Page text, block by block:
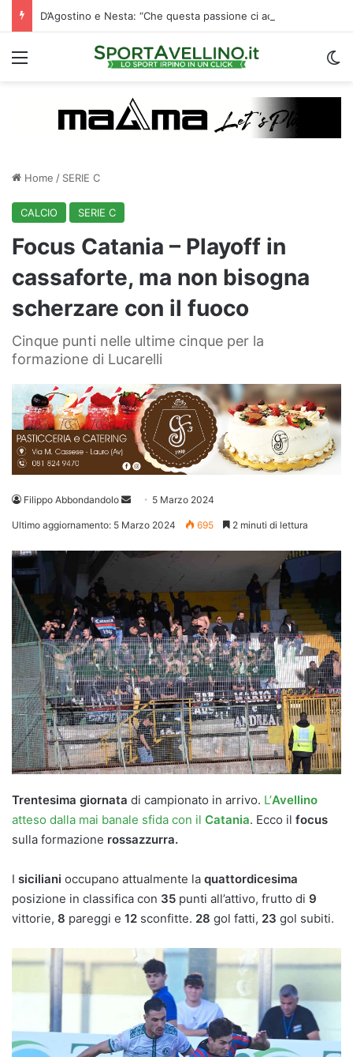
Menu
Home / SERIE C
CALCIO SERIE C
Focus Catania – Playoff in
cassaforte, ma non bisogna
scherzare con il fuoco
Cinque punti nelle ultime cinque per la
formazione di Lucarelli
Filippo Abbondandolo
Invia 5 Marzo 2024
Ultimo aggiornamento: 5 Marzo 2024 695 2 minuti di lettura
Trentesima giornata di campionato in arrivo. L’Avellino
atteso dalla mai banale sfida con il Catania. Ecco il focus
sulla formazione rossazzurra.
I siciliani occupano attualmente la quattordicesima
posizione in classifica con 35 punti all’attivo, frutto di 9
vittorie, 8 pareggi e 12 sconfitte. 28 gol fatti, 23 gol subiti.